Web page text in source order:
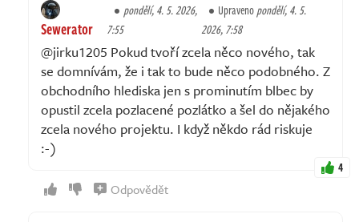
Sewerator
pondělí, 4. 5. 2026,
7:55
Upravenopondělí, 4. 5.
2026, 7:58
@jirku1205 Pokud tvoří zcela něco nového, tak
se domnívám, že i tak to bude něco podobného. Z
obchodního hlediska jen s prominutím blbec by
opustil zcela pozlacené pozlátko a šel do nějakého
zcela nového projektu. I když někdo rád riskuje
:-)
4
Odpovědět